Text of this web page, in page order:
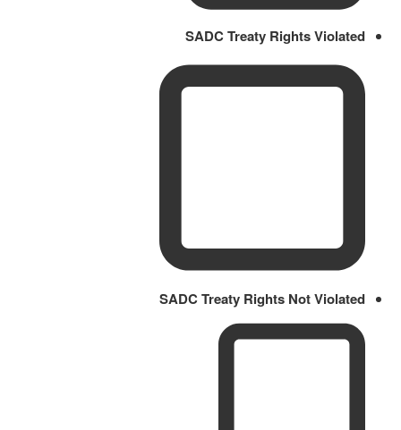
SADC Treaty Rights Violated
SADC Treaty Rights Not Violated